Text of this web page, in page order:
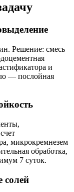
Решение: смесь
и
— послойная
микрокремнезем
обработка,
7 суток.
солей